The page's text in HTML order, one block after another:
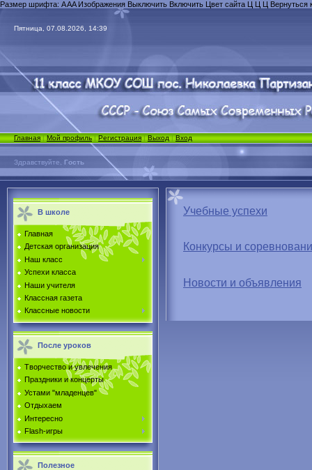
Размер шрифта: AAAИзображения Выключить Включить Цвет сайта Ц Ц Ц Вернуться
Пятница, 07.08.2026, 14:39
Главная|Мой профиль|Регистрация |Выход|Вход
Здравствуйте, Гость
В школе
Главная
Детская организация
Наш класс
Успехи класса
Наши учителя
Классная газета
Классные новости
После уроков
Творчество и увлечения
Праздники и концерты
Устами "младенцев"
Отдыхаем
Интересно
Flash-игры
Полезное
Учебные успехи
Конкурсы и
Новости и объявления